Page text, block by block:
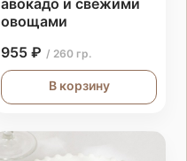
овощами
955 ₽ / 260 гр.
В корзину